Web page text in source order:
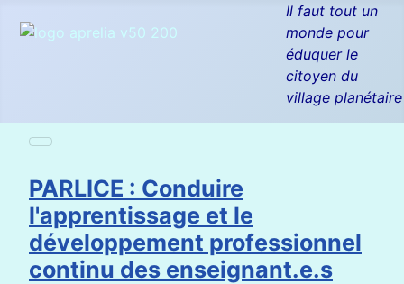
Il faut tout un
monde pour
éduquer le
citoyen du
village planétaire
PARLICE : Conduire
l'apprentissage et le
développement professionnel
continu des enseignant.e.s